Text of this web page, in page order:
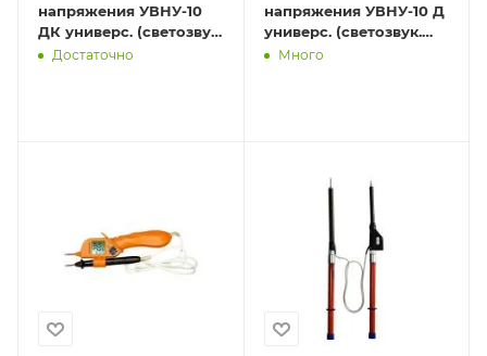
напряжения УВНУ-10
ДК универс. (светозвук.
индикация встроен.
Достаточно
напряжения УВНУ-10 Д
универс. (светозвук.
индикация встроен.
Много